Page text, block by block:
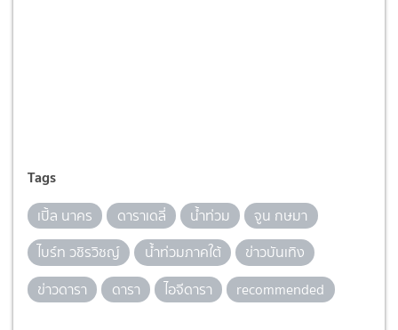
Tags
เปิ้ล นาคร ดาราเดลี่ น้ำท่วม
จูน กษมา
ไบร์ท วชิรวิชญ์
น้ำท่วมภาคใต้
ข่าวบันเทิง
ข่าวดารา
ดารา ไอจีดารา recommended